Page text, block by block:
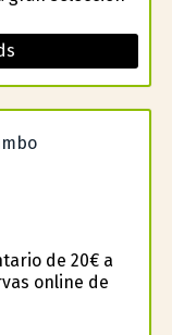
de 20€ a
online de